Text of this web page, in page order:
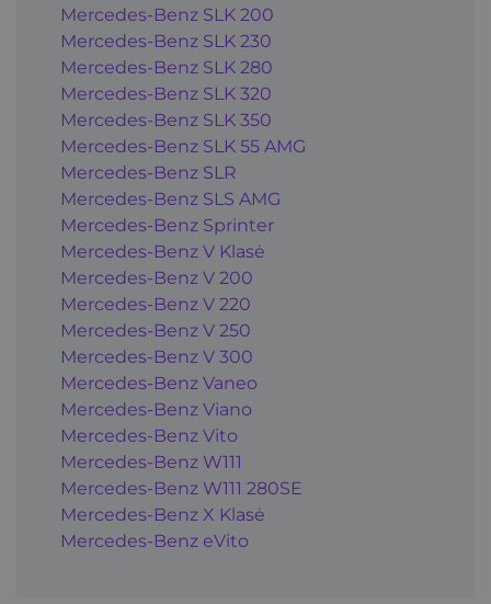
Mercedes-Benz SLK 200
Mercedes-Benz SLK 230
Mercedes-Benz SLK 280
Mercedes-Benz SLK 320
Mercedes-Benz SLK 350
Mercedes-Benz SLK 55 AMG
Mercedes-Benz SLR
Mercedes-Benz SLS AMG
Mercedes-Benz Sprinter
Mercedes-Benz V Klasė
Mercedes-Benz V 200
Mercedes-Benz V 220
Mercedes-Benz V 250
Mercedes-Benz V 300
Mercedes-Benz Vaneo
Mercedes-Benz Viano
Mercedes-Benz Vito
Mercedes-Benz W111
Mercedes-Benz W111 280SE
Mercedes-Benz X Klasė
Mercedes-Benz eVito